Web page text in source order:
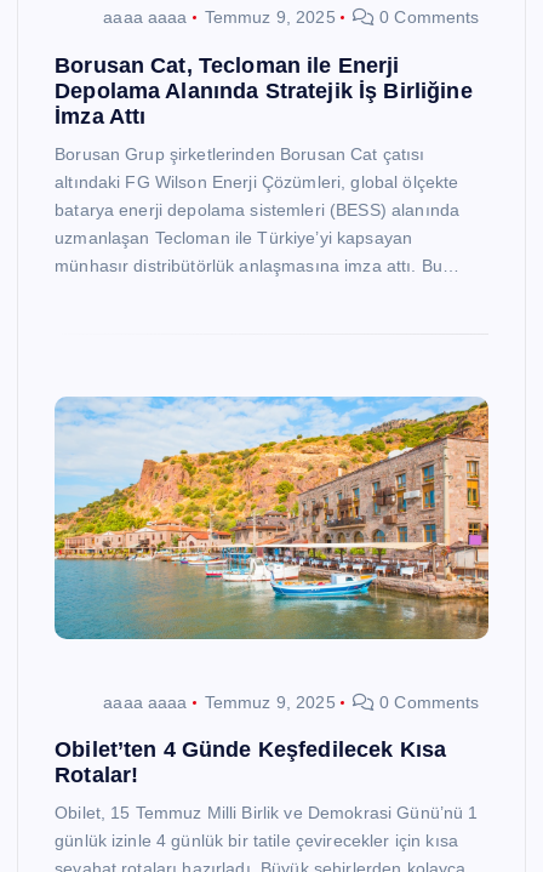
aaaa aaaa Temmuz 9, 2025 0 Comments
Borusan Cat, Tecloman ile Enerji
Depolama Alanında Stratejik İş Birliğine
İmza Attı
Borusan Grup şirketlerinden Borusan Cat çatısı
altındaki FG Wilson Enerji Çözümleri, global ölçekte
batarya enerji depolama sistemleri (BESS) alanında
uzmanlaşan Tecloman ile Türkiye’yi kapsayan
münhasır distribütörlük anlaşmasına imza attı. Bu…
aaaa aaaa Temmuz 9, 2025 0 Comments
Obilet’ten 4 Günde Keşfedilecek Kısa
Rotalar!
Obilet, 15 Temmuz Milli Birlik ve Demokrasi Günü’nü 1
günlük izinle 4 günlük bir tatile çevirecekler için kısa